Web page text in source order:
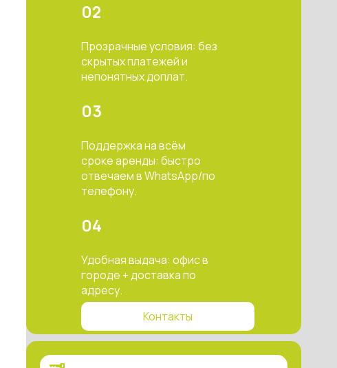
02
Прозрачные условия: без
скрытых платежей и
непонятных доплат.
03
Поддержка на всём
сроке аренды: быстро
отвечаем в WhatsApp/по
телефону.
04
Удобная выдача: офис в
городе + доставка по
адресу.
Контакты